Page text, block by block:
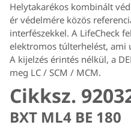
Helytakarékos kombinált
ér védelmére közös
interfészekkel. A LifeCheck
elektromos túlterhelést, ami
A kijelzés érintés nélkül, a
meg LC / SCM / MCM.
Cikksz.
BXT ML4 BE 180